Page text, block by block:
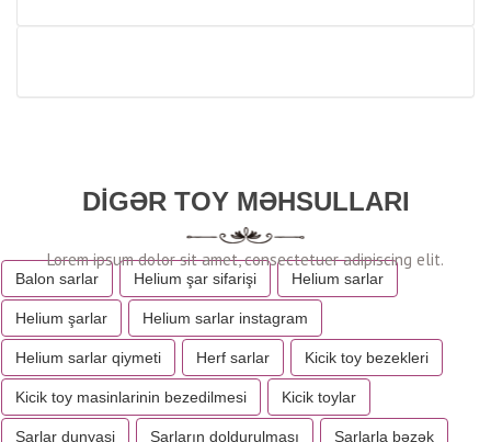
DIGƏR TOY MƏHSULLARI
Balon sarlar Helium şar sifarişi Helium sarlar
Helium şarlar Helium sarlar instagram
Helium sarlar qiymeti Herf sarlar Kicik toy bezekleri
Kicik toy masinlarinin bezedilmesi Kicik toylar
Sarlar dunyasi Şarların doldurulması Şarlarla bəzək